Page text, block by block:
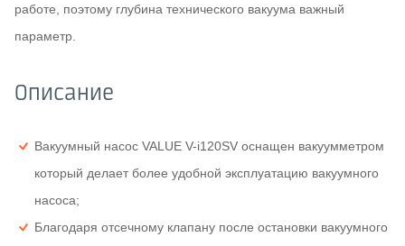
работе, поэтому глубина технического вакуума важный
параметр.
Описание
Вакуумный насос VALUE V-i120SV оснащен вакуумметром
который делает более удобной эксплуатацию вакуумного
насоса;
Благодаря отсечному клапану после остановки вакуумного